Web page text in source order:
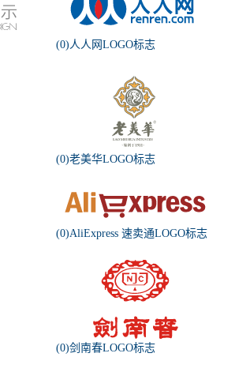
(0)人人网LOGO标志
(0)老美华LOGO标志
(0)AliExpress 速卖通LOGO标志
(0)剑南春LOGO标志